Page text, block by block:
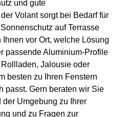
und gute
Volant sorgt bei Bedarf für
auf Terrasse
vor Ort, welche Lösung
passende Aluminium-Profile
Jalousie oder
besten zu Ihren Fenstern
passt. Gern beraten wir Sie
Umgebung zu Ihrer
und zu Fragen zur